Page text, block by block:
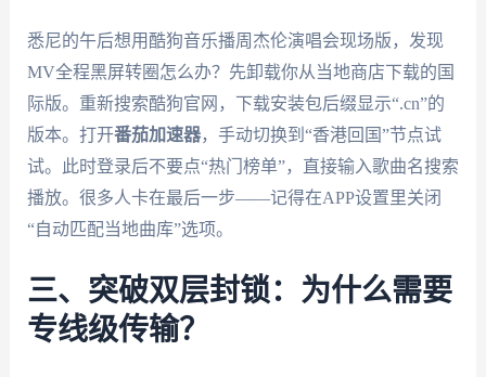
悉尼的午后想用酷狗音乐播周杰伦演唱会现场版，发现
MV全程黑屏转圈怎么办？先卸载你从当地商店下载的国
际版。重新搜索酷狗官网，下载安装包后缀显示“.cn”的
版本。打开番茄加速器，手动切换到“香港回国”节点试
试。此时登录后不要点“热门榜单”，直接输入歌曲名搜索
播放。很多人卡在最后一步——记得在APP设置里关闭
“自动匹配当地曲库”选项。
三、突破双层封锁：为什么需要
专线级传输？